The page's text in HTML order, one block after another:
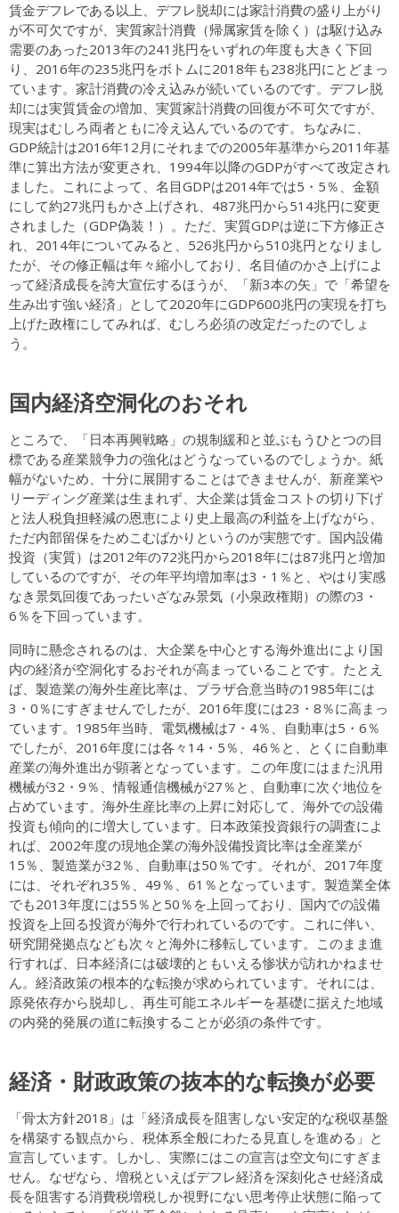
賃金デフレである以上、デフレ脱却には家計消費の盛り上がり
が不可欠ですが、実質家計消費（帰属家賃を除く）は駆け込み
需要のあった2013年の241兆円をいずれの年度も大きく下回
り、2016年の235兆円をボトムに2018年も238兆円にとどまっ
ています。家計消費の冷え込みが続いているのです。デフレ脱
却には実質賃金の増加、実質家計消費の回復が不可欠ですが、
現実はむしろ両者ともに冷え込んでいるのです。ちなみに、
GDP統計は2016年12月にそれまでの2005年基準から2011年基
準に算出方法が変更され、1994年以降のGDPがすべて改定され
ました。これによって、名目GDPは2014年では5・5％、金額
にして約27兆円もかさ上げされ、487兆円から514兆円に変更
されました（GDP偽装！）。ただ、実質GDPは逆に下方修正さ
れ、2014年についてみると、526兆円から510兆円となりまし
たが、その修正幅は年々縮小しており、名目値のかさ上げによ
って経済成長を誇大宣伝するほうが、「新3本の矢」で「希望を
生み出す強い経済」として2020年にGDP600兆円の実現を打ち
上げた政権にしてみれば、むしろ必須の改定だったのでしょ
う。
国内経済空洞化のおそれ
ところで、「日本再興戦略」の規制緩和と並ぶもうひとつの目
標である産業競争力の強化はどうなっているのでしょうか。紙
幅がないため、十分に展開することはできませんが、新産業や
リーディング産業は生まれず、大企業は賃金コストの切り下げ
と法人税負担軽減の恩恵により史上最高の利益を上げながら、
ただ内部留保をためこむばかりというのが実態です。国内設備
投資（実質）は2012年の72兆円から2018年には87兆円と増加
しているのですが、その年平均増加率は3・1％と、やはり実感
なき景気回復であったいざなみ景気（小泉政権期）の際の3・
6％を下回っています。
同時に懸念されるのは、大企業を中心とする海外進出により国
内の経済が空洞化するおそれが高まっていることです。たとえ
ば、製造業の海外生産比率は、プラザ合意当時の1985年には
3・0％にすぎませんでしたが、2016年度には23・8％に高まっ
ています。1985年当時、電気機械は7・4％、自動車は5・6％
でしたが、2016年度には各々14・5％、46％と、とくに自動車
産業の海外進出が顕著となっています。この年度にはまた汎用
機械が32・9％、情報通信機械が27％と、自動車に次ぐ地位を
占めています。海外生産比率の上昇に対応して、海外での設備
投資も傾向的に増大しています。日本政策投資銀行の調査によ
れば、2002年度の現地企業の海外設備投資比率は全産業が
15％、製造業が32％、自動車は50％です。それが、2017年度
には、それぞれ35％、49％、61％となっています。製造業全体
でも2013年度には55％と50％を上回っており、国内での設備
投資を上回る投資が海外で行われているのです。これに伴い、
研究開発拠点なども次々と海外に移転しています。このまま進
行すれば、日本経済には破壊的ともいえる惨状が訪れかねませ
ん。経済政策の根本的な転換が求められています。それには、
原発依存から脱却し、再生可能エネルギーを基礎に据えた地域
の内発的発展の道に転換することが必須の条件です。
経済・財政政策の抜本的な転換が必要
「骨太方針2018」は「経済成長を阻害しない安定的な税収基盤
を構築する観点から、税体系全般にわたる見直しを進める」と
宣言しています。しかし、実際にはこの宣言は空文句にすぎま
せん。なぜなら、増税といえばデフレ経済を深刻化させ経済成
長を阻害する消費税増税しか視野にない思考停止状態に陥って